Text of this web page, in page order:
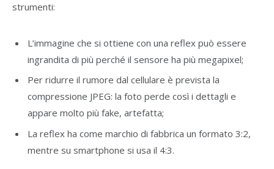
strumenti:
L’immagine che si ottiene con una reflex può essere
ingrandita di più perché il sensore ha più megapixel;
Per ridurre il rumore dal cellulare è prevista la
compressione JPEG: la foto perde così i dettagli e
appare molto più fake, artefatta;
La reflex ha come marchio di fabbrica un formato 3:2,
mentre su smartphone si usa il 4:3.